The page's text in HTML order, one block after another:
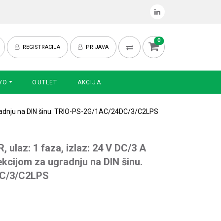
REGISTRACIJA PRIJAVA
0
OUTLET AKCIJA
na DIN šinu. TRIO-PS-2G/1AC/24DC/3/C2LPS
ulaz: 1 faza, izlaz: 24 V DC/3 A
za ugradnju na DIN šinu.
3/C2LPS